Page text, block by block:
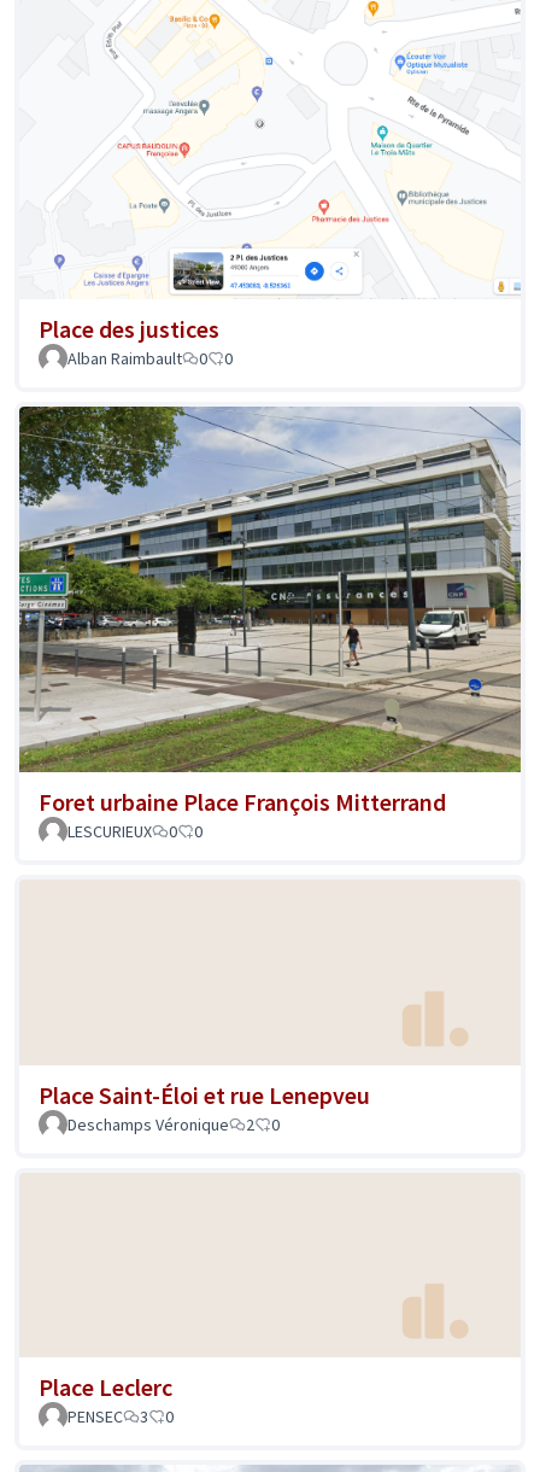
Place des justices
Alban Raimbault 0 0
Foret urbaine Place François Mitterrand
LESCURIEUX 0 0
Place Saint-Éloi et rue Lenepveu
Deschamps Véronique 2 0
Place Leclerc
PENSEC 3 0